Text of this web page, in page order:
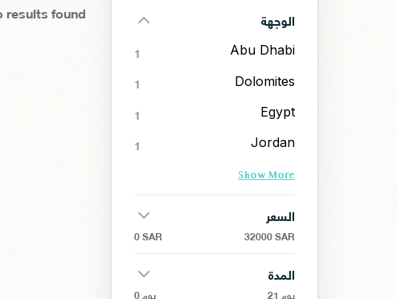
الوجهة
Abu Dhabi
1
Dolomites
1
Egypt
1
Jordan
1
Show More
السعر
0 SAR 32000 SAR
المدة
0 يوم 21 يوم
results found!